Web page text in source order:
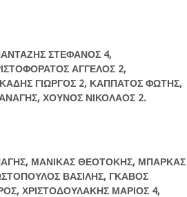
ΣΤΕΦΑΝΟΣ 4,
ΑΓΓΕΛΟΣ 2,
ΓΙΩΡΓΟΣ 2, ΚΑΠΠΑΤΟΣ ΦΩΤΗΣ,
ΧΟΥΝΟΣ ΝΙΚΟΛΑΟΣ 2.
, ΜΑΝΙΚΑΣ ΘΕΟΤΟΚΗΣ, ΜΠΑΡΚΑΣ
ΒΑΣΙΛΗΣ, ΓΚΑΒΟΣ
, ΧΡΙΣΤΟΔΟΥΛΑΚΗΣ ΜΑΡΙΟΣ 4,